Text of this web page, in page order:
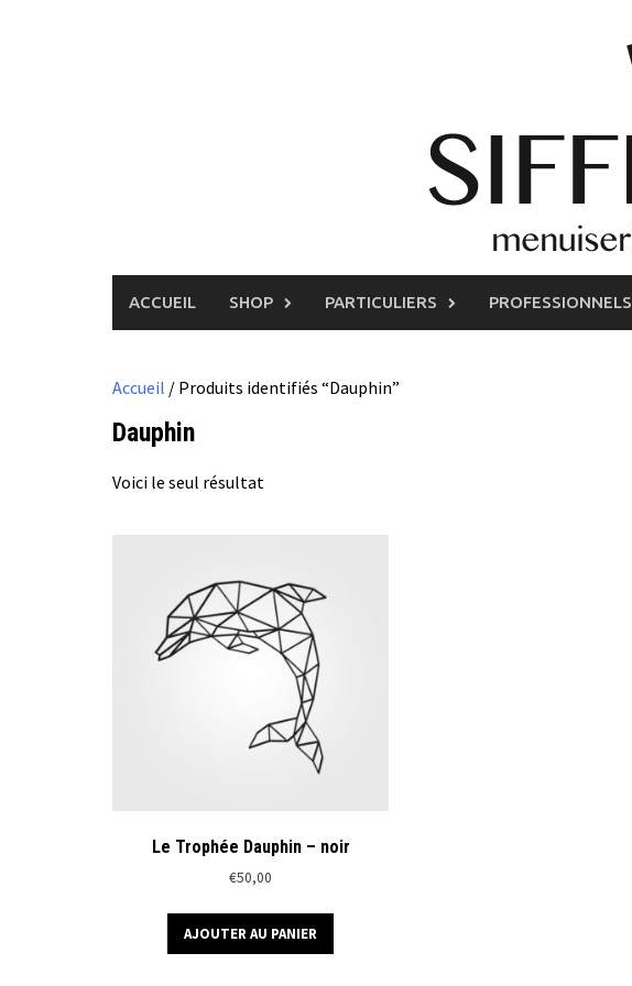
ACCUEIL SHOP PARTICULIERS PROFESSIONNELS
Accueil / Produits identifiés “Dauphin”
Dauphin
Voici le seul résultat
Le Trophée Dauphin – noir
€50,00
AJOUTER AU PANIER